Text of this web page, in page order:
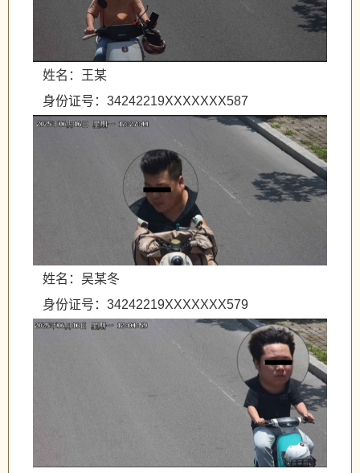
姓名：王某
身份证号：34242219XXXXXXX587
姓名：吴某冬
身份证号：34242219XXXXXXX579